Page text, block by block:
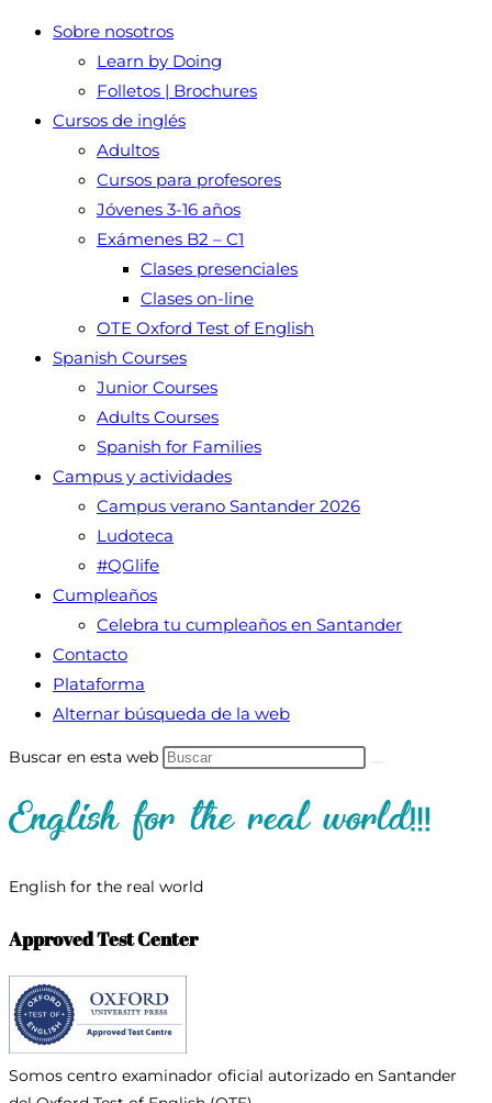
Sobre nosotros
Learn by Doing
Folletos | Brochures
Cursos de inglés
Adultos
Cursos para profesores
Jóvenes 3-16 años
Exámenes B2 – C1
Clases presenciales
Clases on-line
OTE Oxford Test of English
Spanish Courses
Junior Courses
Adults Courses
Spanish for Families
Campus y actividades
Campus verano Santander 2026
Ludoteca
#QGlife
Cumpleaños
Celebra tu cumpleaños en Santander
Contacto
Plataforma
Alternar búsqueda de la web
Buscar en esta web
English for the real world
Approved Test Center
Somos centro examinador oficial autorizado en Santander